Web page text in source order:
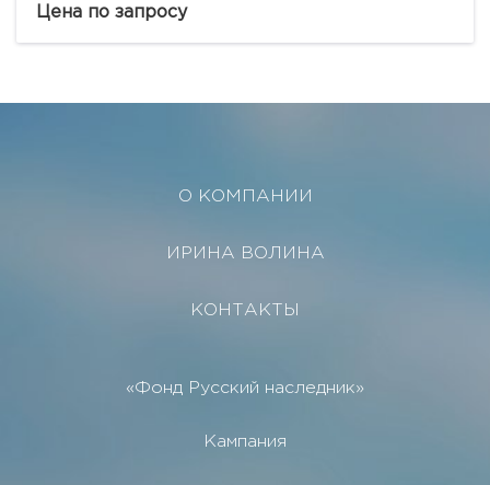
Цена по запросу
О КОМПАНИИ
ИРИНА ВОЛИНА
КОНТАКТЫ
«Фонд Русский наследник»
Кампания